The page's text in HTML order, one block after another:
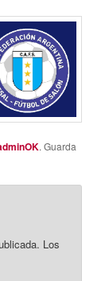
. Guarda
Los